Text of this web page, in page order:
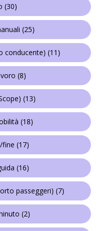
(30)
(25)
conducente) (11)
(8)
(13)
(18)
fine (17)
(16)
passeggeri) (7)
(2)